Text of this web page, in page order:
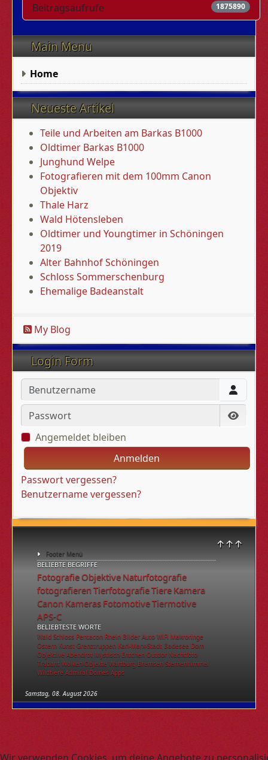
↑↑↑
Footer Menü
BELIEBTE BEGRIFFE
Fotografie Objektive Naturfotografie
fotografieren TierfotografieTiere Kamera
Canon Kameras FotomotiveTiermotive
APS-C
BELIEBTESTE WORTE
Wald Schloss Pentacon Rhein Bilder Auto WiFi Makroringe
Ostern Kunst Grenztruppen Karl-Marx-Stadt Badesee Dom
Objektive Abendrot Mystisch Entchen Outdor Nachtfoto
Trabant Wolken Objekte Wartburg Bremsen Sternenhimmel
Wildtiere Admiral Domes Apps
Samstag, 08. August 2026
Main Menu
Home
Neueste Artikel
Teile und Arbeiten am Barkas B1000
Oldtimer Barkas B1000
Junghund Welpe
Fotografieren mit dem 100mm Canon
Objektiv
Thale Harz
Wald Hötensleben
Oldtimer und Youngtimer in Schöningen
2019
Alter Bahnhof Schöningen
Schloss Sommerschenburg
Ehemalige Badeanstalt
My Blog
Login Form
Benutzername
Passwort
Angemeldet bleiben
Anmelden
Passwort vergessen?
Benutzername vergessen?
Beitragsaufrufe 1875890